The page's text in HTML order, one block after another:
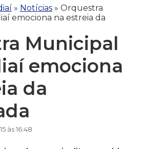
» Notícias » Orquestra
emociona na estreia da
Municipal
emociona
da
às 16:48